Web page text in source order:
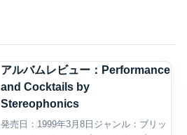
アルバムレビュー：Performance
and Cocktails by
Stereophonics
発売日：1999年3月8日ジャンル：ブリッ